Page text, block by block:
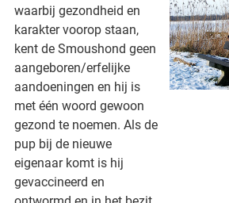
waarbij gezondheid en
karakter voorop staan,
kent de Smoushond geen
aangeboren/erfelijke
aandoeningen en hij is
met één woord gewoon
gezond te noemen. Als de
pup bij de nieuwe
eigenaar komt is hij
gevaccineerd en